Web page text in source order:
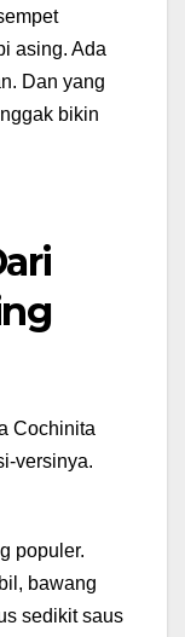
asing. Ada
Dan yang
bikin
Cochinita
versinya.
populer.
bawang
sedikit saus